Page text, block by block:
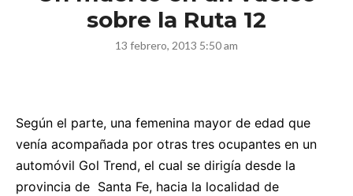
sobre la Ruta 12
13 febrero, 2013 5:50 am
Según el parte, una femenina mayor de edad que
venía acompañada por otras tres ocupantes en un
automóvil Gol Trend, el cual se dirigía desde la
provincia de Santa Fe, hacia la localidad de